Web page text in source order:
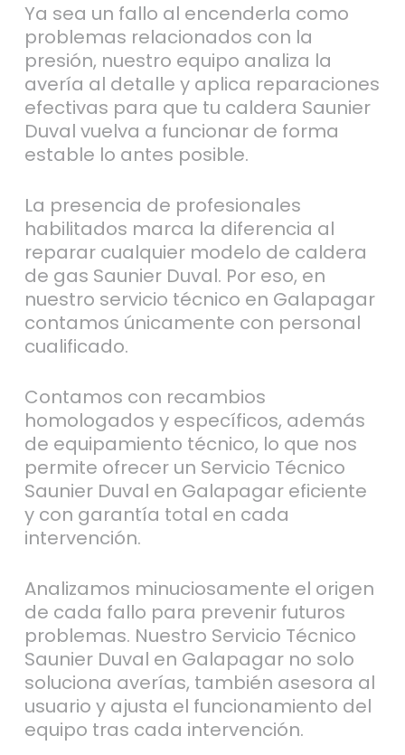
Ya sea un fallo al encenderla como
problemas relacionados con la
presión, nuestro equipo analiza la
avería al detalle y aplica reparaciones
efectivas para que tu caldera Saunier
Duval vuelva a funcionar de forma
estable lo antes posible.
La presencia de profesionales
habilitados marca la diferencia al
reparar cualquier modelo de caldera
de gas Saunier Duval. Por eso, en
nuestro servicio técnico en Galapagar
contamos únicamente con personal
cualificado.
Contamos con recambios
homologados y específicos, además
de equipamiento técnico, lo que nos
permite ofrecer un Servicio Técnico
Saunier Duval en Galapagar eficiente
y con garantía total en cada
intervención.
Analizamos minuciosamente el origen
de cada fallo para prevenir futuros
problemas. Nuestro Servicio Técnico
Saunier Duval en Galapagar no solo
soluciona averías, también asesora al
usuario y ajusta el funcionamiento del
equipo tras cada intervención.